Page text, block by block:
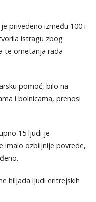
privedeno između 100 i
istragu zbog
te ometanja rada
pomoć, bilo na
i bolnicama, prenosi
15 ljudi je
imalo ozbiljnije povrede,
hiljada ljudi eritrejskih